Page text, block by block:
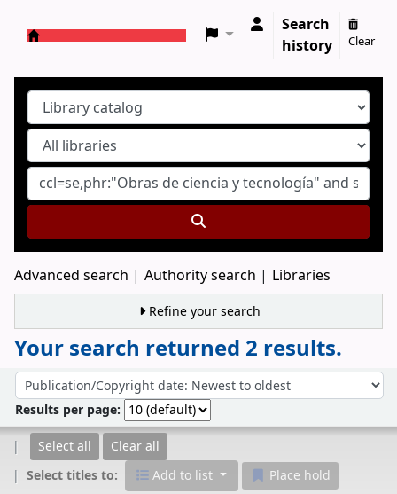
Search
history
Clear
Advanced search Authority search Libraries
Refine your search
Your search returned 2 results.
Sort by:
Results per page:
Select all
Clear all
Select titles to:
Add to list Place hold